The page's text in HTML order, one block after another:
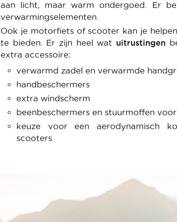
aan licht, maar warm ondergoed. Er
verwarmingselementen.
Ook je motorfiets of scooter kan je
te bieden. Er zijn heel wat uitrustingen
extra accessoire:
verwarmd zadel en verwarmde
handbeschermers
extra windscherm
beenbeschermers en stuurmoffen
keuze voor een aerodynamisch
scooters